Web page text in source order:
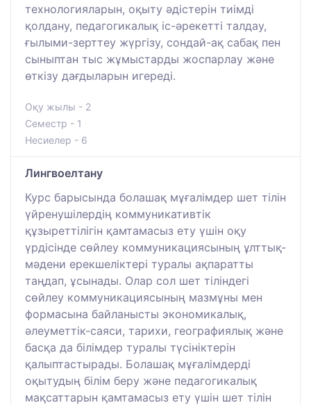
технологияларын, оқыту әдістерін тиімді
қолдану, педагогикалық іс-әрекетті талдау,
ғылыми-зерттеу жүргізу, сондай-ақ сабақ пен
сыныптан тыс жұмыстарды жоспарлау және
өткізу дағдыларын игереді.
Оқу жылы - 2
Семестр - 1
Несиелер - 6
Лингвоелтану
Курс барысында болашақ мұғалімдер шет тілін
үйренушілердің коммуникативтік
құзыреттілігін қамтамасыз ету үшін оқу
үрдісінде сөйлеу коммуникациясының ұлттық-
мәдени ерекшеліктері туралы ақпаратты
таңдап, ұсынады. Олар сол шет тіліндегі
сөйлеу коммуникациясының мазмұны мен
формасына байланысты экономикалық,
әлеуметтік-саяси, тарихи, географиялық және
басқа да білімдер туралы түсініктерін
қалыптастырады. Болашақ мұғалімдерді
оқытудың білім беру және педагогикалық
мақсаттарын қамтамасыз ету үшін шет тілін